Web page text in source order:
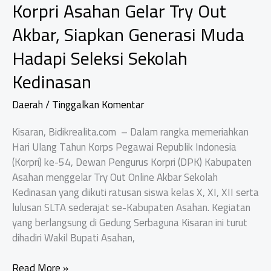
Korpri Asahan Gelar Try Out
Akbar, Siapkan Generasi Muda
Hadapi Seleksi Sekolah
Kedinasan
Daerah/Tinggalkan Komentar
Kisaran, Bidikrealita.com – Dalam rangka memeriahkan
Hari Ulang Tahun Korps Pegawai Republik Indonesia
(Korpri) ke-54, Dewan Pengurus Korpri (DPK) Kabupaten
Asahan menggelar Try Out Online Akbar Sekolah
Kedinasan yang diikuti ratusan siswa kelas X, XI, XII serta
lulusan SLTA sederajat se-Kabupaten Asahan. Kegiatan
yang berlangsung di Gedung Serbaguna Kisaran ini turut
dihadiri Wakil Bupati Asahan,